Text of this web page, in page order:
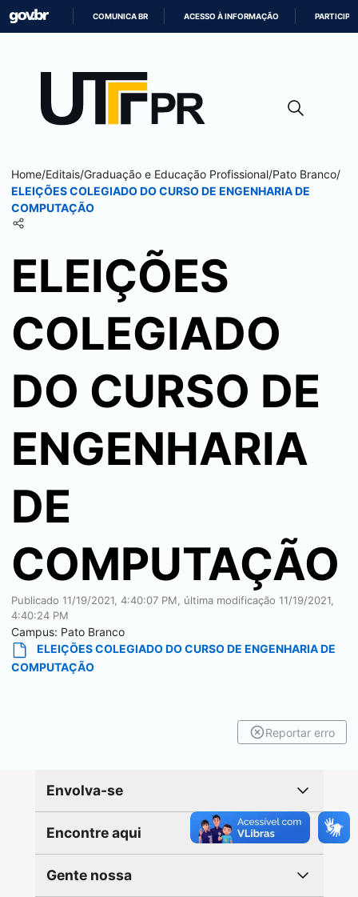
CONTEÚDO
COMUNICA BR ACESSO À INFORMAÇÃO PARTICIPE
Home/Editais/Graduação e Educação Profissional/Pato Branco/
ELEIÇÕES COLEGIADO DO CURSO DE ENGENHARIA DE
COMPUTAÇÃO
ELEIÇÕES
COLEGIADO
DO CURSO DE
ENGENHARIA
DE
COMPUTAÇÃO
Publicado 11/19/2021, 4:40:07 PM , última modificação 11/19/2021,
4:40:24 PM
Campus: Pato Branco
ELEIÇÕES COLEGIADO DO CURSO DE ENGENHARIA DE
COMPUTAÇÃO
Reportar erro
Envolva-se
Encontre aqui
Gente nossa